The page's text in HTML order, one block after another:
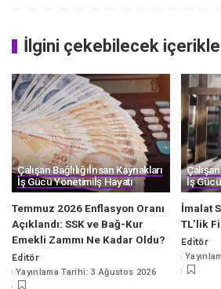
İlgini çekebilecek
Çalışan Bağlılığıİnsan Kaynakları
İş Gücü Yönetimiİş Hayatı
Temmuz 2026 Enflasyon Oranı
Açıklandı: SSK ve Bağ-Kur
Emekli Zammı Ne Kadar Oldu?
Posted
by
Editör
Yayınlama Tarihi: 3 Ağustos 2026
Çalışan
İş
İmalat
TL’lik
Posted
by
Editör